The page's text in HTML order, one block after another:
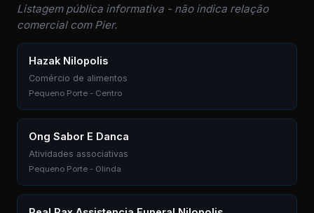
Listagem pública informativa - não indica relação
comercial com Pier.
Hazak Nilopolis
Comércio de alimentos
Pequeno Porte - Centro
Ong Sabor E Danca
Atividades associativas
Pequeno Porte - Olinda